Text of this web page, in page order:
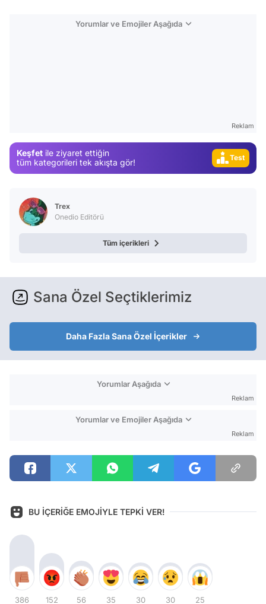
Yorumlar ve Emojiler Aşağıda
Reklam
Keşfet ile ziyaret ettiğin
tüm kategorileri tek akışta gör!
Gündem
Trex
Onedio Editörü
Tüm içerikleri
Sana Özel Seçtiklerimiz
Daha Fazla Sana Özel İçerikler
Yorumlar Aşağıda
Reklam
Yorumlar ve Emojiler Aşağıda
Reklam
BU İÇERİĞE EMOJİYLE TEPKİ VER!
386 152 56 35 30 30 25